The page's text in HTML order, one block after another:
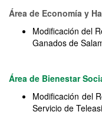
Área de Economía y
Modificación del
Ganados de
Área de Bienestar
Modificación del
Servicio de